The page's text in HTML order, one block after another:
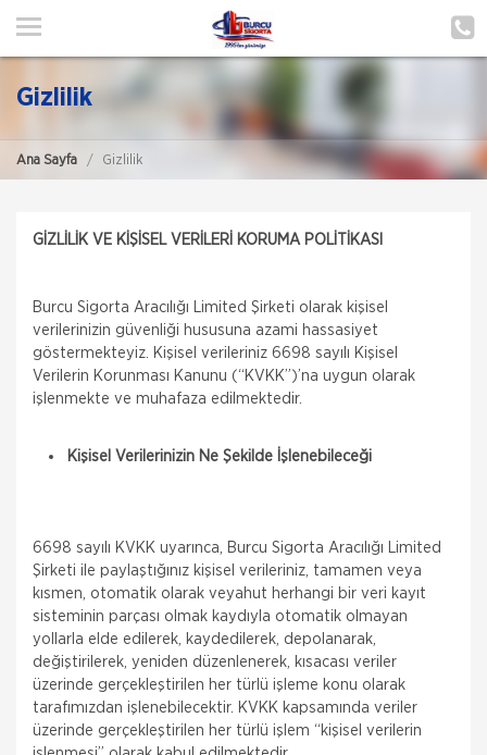
ANA SAYFA
POLIÇE HATIRLAT
ŞUBE BAŞVURUSU
MÜŞTERI GIRIŞI
Gizlilik
Ana Sayfa Gizlilik
GİZLİLİK VE KİŞİSEL VERİLERİ KORUMA POLİTİKASI
Burcu Sigorta Aracılığı Limited Şirketi olarak kişisel
verilerinizin güvenliği hususuna azami hassasiyet
göstermekteyiz. Kişisel verileriniz 6698 sayılı Kişisel
Verilerin Korunması Kanunu (“KVKK”)’na uygun olarak
işlenmekte ve muhafaza edilmektedir.
Kişisel Verilerinizin Ne Şekilde İşlenebileceği
6698 sayılı KVKK uyarınca, Burcu Sigorta Aracılığı Limited
Şirketi ile paylaştığınız kişisel verileriniz, tamamen veya
kısmen, otomatik olarak veyahut herhangi bir veri kayıt
sisteminin parçası olmak kaydıyla otomatik olmayan
yollarla elde edilerek, kaydedilerek, depolanarak,
değiştirilerek, yeniden düzenlenerek, kısacası veriler
üzerinde gerçekleştirilen her türlü işleme konu olarak
tarafımızdan işlenebilecektir. KVKK kapsamında veriler
üzerinde gerçekleştirilen her türlü işlem “kişisel verilerin